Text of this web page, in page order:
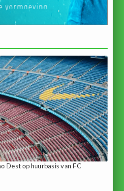
Dest op huurbasis van FC